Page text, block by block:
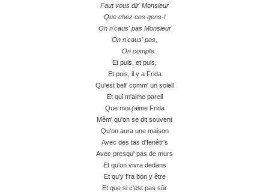
Faut vous dir' Monsieur
Que chez ces gens-l
On n'caus' pas Monsieur
On n'caus' pas,
On compte.
Et puis, et puis,
Et puis, il y a Frida
Qu'est bell' comm' un soleil
Et qui m'aime pareil
Que moi j'aime Frida
Mêm' qu'on se dit souvent
Qu'on aura une maison
Avec des tas d'fenêtr's
Avec presqu' pas de murs
Et qu'on vivra dedans
Et qu'y f'ra bon y être
Et que si c'est pas sûr